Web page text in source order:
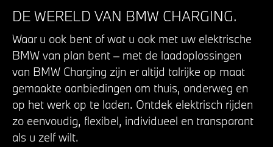
DE WERELD VAN BMW CHARGING.
Waar u ook bent of wat u ook met uw elektrische
BMW van plan bent – met de laadoplossingen
van BMW Charging zijn er altijd talrijke op maat
gemaakte aanbiedingen om thuis, onderweg en
op het werk op te laden. Ontdek elektrisch rijden
zo eenvoudig, flexibel, individueel en transparant
als u zelf wilt.